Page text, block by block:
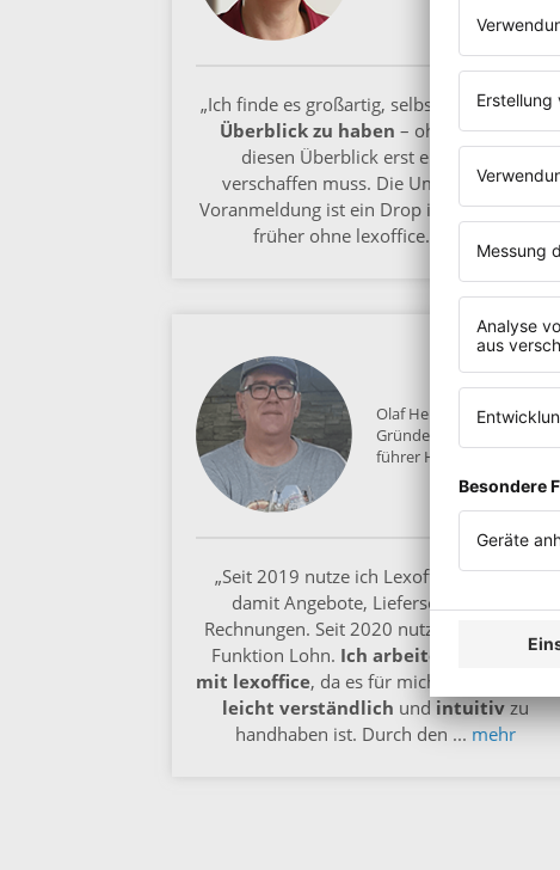
„Ich finde es großartig, selbst jederzeit den
Überblick zu haben – ohne dass mir
diesen Überblick erst ein Berater
verschaffen muss. Die Umsatzsteuer-
Voranmeldung ist ein Drop im Vergleich zu
früher ohne lexoffice.
Olaf Hellhammer
Gründer und Geschäfts-
führer Hellhammer Gin
„Seit 2019 nutze ich Lexoffice, schreibe
damit Angebote, Lieferscheine und
Rechnungen. Seit 2020 nutze ich auch die
Funktion Lohn. Ich arbeite sehr gerne
mit lexoffice, da es für mich als Anwender
leicht verständlich und intuitivzu
handhaben ist. Durch den ... mehr